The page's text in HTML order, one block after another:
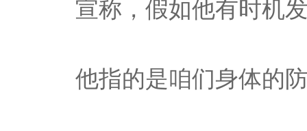
宣称，假如他有时机
他指的是咱们身体的